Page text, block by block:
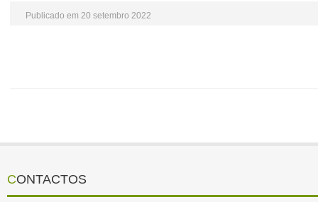
Publicado em 20 setembro 2022
CONTACTOS